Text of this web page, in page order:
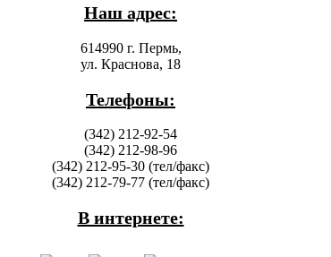
Наш адрес:
614990 г. Пермь,
ул. Краснова, 18
Телефоны:
(342) 212-92-54
(342) 212-98-96
(342) 212-95-30 (тел/факс)
(342) 212-79-77 (тел/факс)
В интернете: